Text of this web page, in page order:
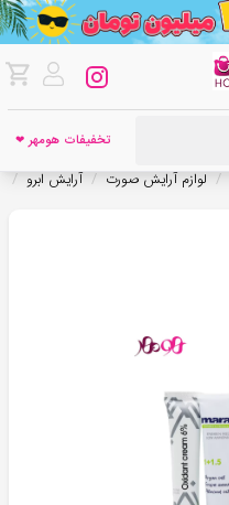
تخفیفات هومهر ❤
/ لوازم آرایش صورت / آرایش ابرو /